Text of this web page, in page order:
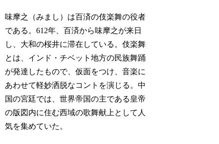
味摩之（みまし）は百済の伎楽舞の役者
である。612年、百済から味摩之が来日
し、大和の桜井に滞在している。伎楽舞
とは、インド・チベット地方の民族舞踊
が発達したもので、仮面をつけ、音楽に
あわせて軽妙洒脱なコントを演じる。中
国の宮廷では、世界帝国の主である皇帝
の版図内に住む西域の歌舞献上として人
気を集めていた。